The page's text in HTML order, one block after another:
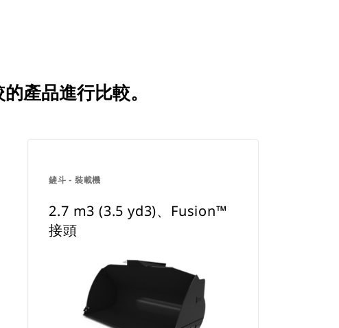
產品進行比較。
鏟斗 - 裝載機
2.7 m3 (3.5 yd3)、Fusion™
接頭